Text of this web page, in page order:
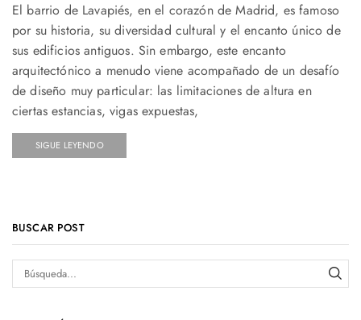
El barrio de Lavapiés, en el corazón de Madrid, es famoso
por su historia, su diversidad cultural y el encanto único de
sus edificios antiguos. Sin embargo, este encanto
arquitectónico a menudo viene acompañado de un desafío
de diseño muy particular: las limitaciones de altura en
ciertas estancias, vigas expuestas,
SIGUE LEYENDO
BUSCAR POST